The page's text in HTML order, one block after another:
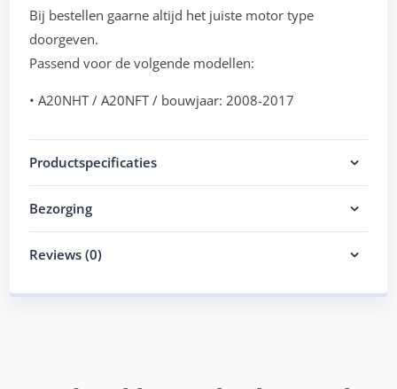
Bij bestellen gaarne altijd het juiste motor type
doorgeven.
Passend voor de volgende modellen:
• A20NHT / A20NFT / bouwjaar: 2008-2017
Productspecificaties
Bezorging
Reviews (0)